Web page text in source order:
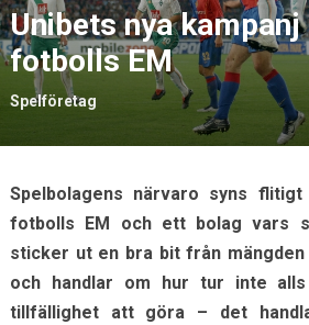
Unibets nya kampanj
fotbolls EM
Spelföretag
Spelbolagens närvaro syns flitigt
fotbolls EM och ett bolag vars
sticker ut en bra bit från
och handlar om hur tur inte
tillfällighet att göra – det